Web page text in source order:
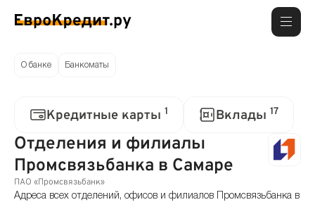
О банке Банкоматы
Кредитные карты 1 Вклады 17
Отделения и филиалы
Промсвязьбанка в Самаре
ПАО «Промсвязьбанк»
Адреса всех отделений, офисов и филиалов Промсвязьбанка в